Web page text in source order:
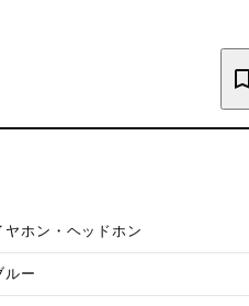
ヤホン・ヘッドホン
ルー